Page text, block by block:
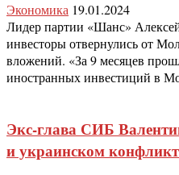
Экономика 19.01.2024
Лидер партии «Шанс»
инвесторы отвернулись от
вложений. «За 9 месяцев
иностранных инвестиций в
Экс-глава СИБ
и украинском